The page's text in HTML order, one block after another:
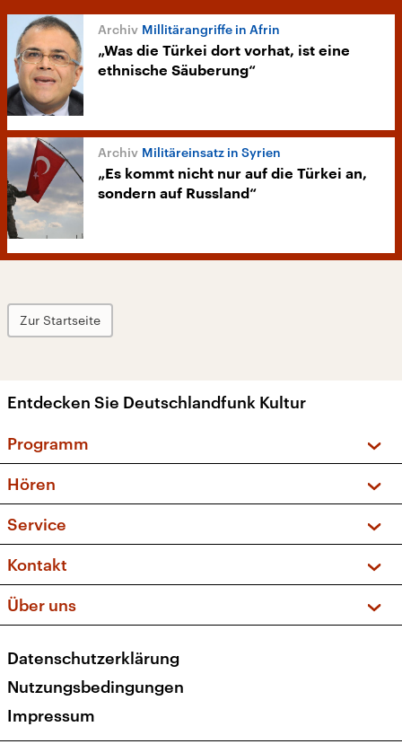
Millitärangriffe in Afrin
„Was die Türkei dort vorhat, ist eine
ethnische Säuberung“
Militäreinsatz in Syrien
„Es kommt nicht nur auf die Türkei an,
sondern auf Russland“
Zur Startseite
Entdecken Sie Deutschlandfunk Kultur
Programm
Sendungen und Podcasts
Musikliste
Kakadu – Das Kinderprogramm
Hören
Frequenzen (UKW + DAB+)
Service
FAQ
Apps
Newsletter
Veranstaltungen
Kontakt
Social Media
Über uns
Presse
Karriere
Transparenz
Datenschutzerklärung
Nutzungsbedingungen
Impressum